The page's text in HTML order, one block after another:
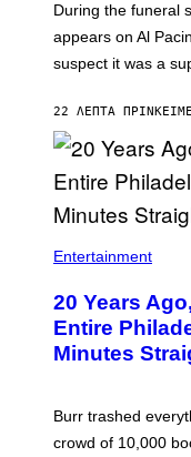
During the funeral
appears on Al
suspect it was a
22 ΛΕΠΤΆ ΠΡΙΝ
I
B
U
R
R
Entertainment
20 Years
Entire
Minutes
Burr trashed
crowd of 10,000